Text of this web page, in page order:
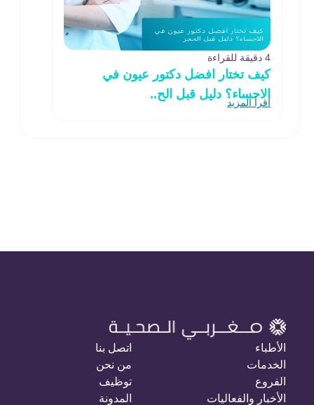
4 دقيقة للقراءة
كيف تختار افضل دكتور عيون في
الاحساء؟ دليل قبل الح..
اقرأ المزيد
الأطباء
الخدمات
الفروع
الأخبار والفعاليات
اتصل بنا
من نحن
توظيف
المدونة